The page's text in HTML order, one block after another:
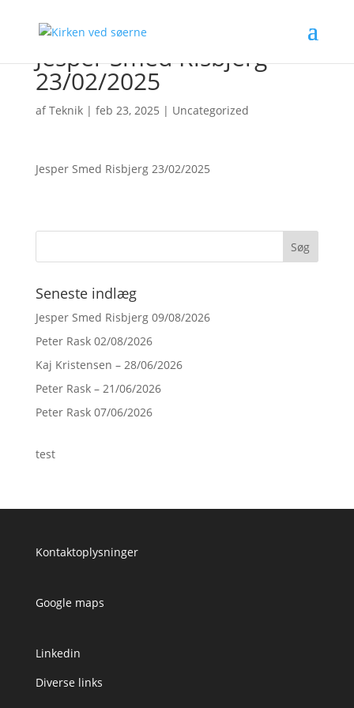
Jesper Smed Risbjerg
23/02/2025
afTeknik| feb 23, 2025 | Uncategorized
Jesper Smed Risbjerg 23/02/2025
Seneste indlæg
Jesper Smed Risbjerg 09/08/2026
Peter Rask 02/08/2026
Kaj Kristensen – 28/06/2026
Peter Rask – 21/06/2026
Peter Rask 07/06/2026
test
Kontaktoplysninger
Google maps
Linkedin
Diverse links